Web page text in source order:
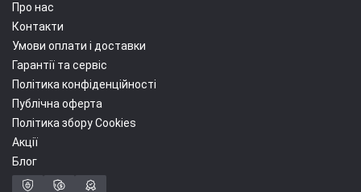
Про нас
Контакти
Умови оплати і доставки
Гарантії та сервіс
Політика конфіденційності
Публічна оферта
Політика збору Cookies
Акції
Блог